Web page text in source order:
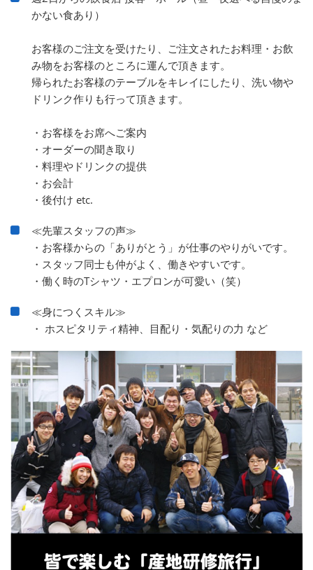
かない食あり）
お客様のご注文を受けたり、ご注文されたお料理・お飲
み物をお客様のところに運んで頂きます。
帰られたお客様のテーブルをキレイにしたり、洗い物や
ドリンク作りも行って頂きます。
・お客様をお席へご案内
・オーダーの聞き取り
・料理やドリンクの提供
・お会計
・後付け etc.
≪先輩スタッフの声≫
・お客様からの「ありがとう」が仕事のやりがいです。
・スタッフ同士も仲がよく、働きやすいです。
・働く時のTシャツ・エプロンが可愛い（笑）
≪身につくスキル≫
・ ホスピタリティ精神、目配り・気配りの力 など